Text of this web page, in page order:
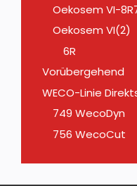
Oekosem VI-
Oekosem VI(2)
6R
Vorübergehend
WECO-Linie
749 WecoDyn
756 WecoCut